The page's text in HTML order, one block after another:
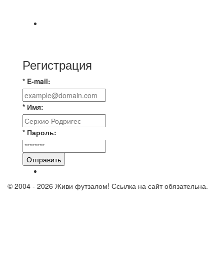
Регистрация
* E-mail:
* Имя:
* Пароль:
Отправить
© 2004 - 2026 Живи футзалом! Ссылка на сайт обязательна.